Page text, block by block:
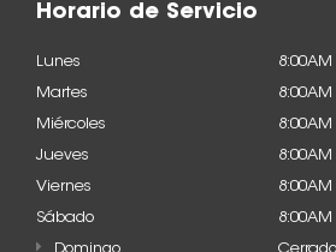
Horario de Servicio
Lunes
8:00AM
Martes
8:00AM
Miércoles
8:00AM
Jueves
8:00AM
Viernes
8:00AM
Sábado
8:00AM
Domingo
Cerrado